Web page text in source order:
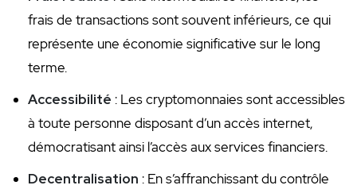
frais de transactions sont souvent inférieurs, ce qui
représente une économie significative sur le long
terme.
Accessibilité : Les cryptomonnaies sont accessibles
à toute personne disposant d’un accès internet,
démocratisant ainsi l’accès aux services financiers.
Decentralisation : En s’affranchissant du contrôle